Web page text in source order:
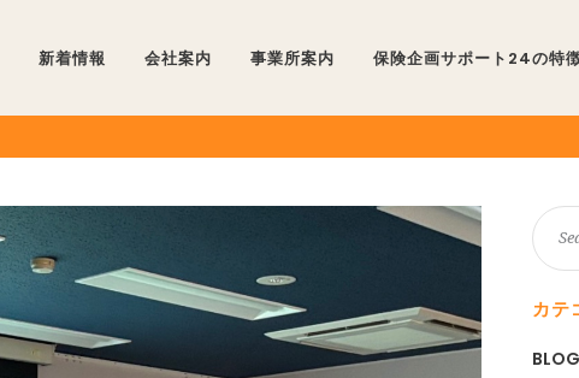
新着情報 会社案内 事業所案内 保険企画サポート24の特
カテ
BLOG